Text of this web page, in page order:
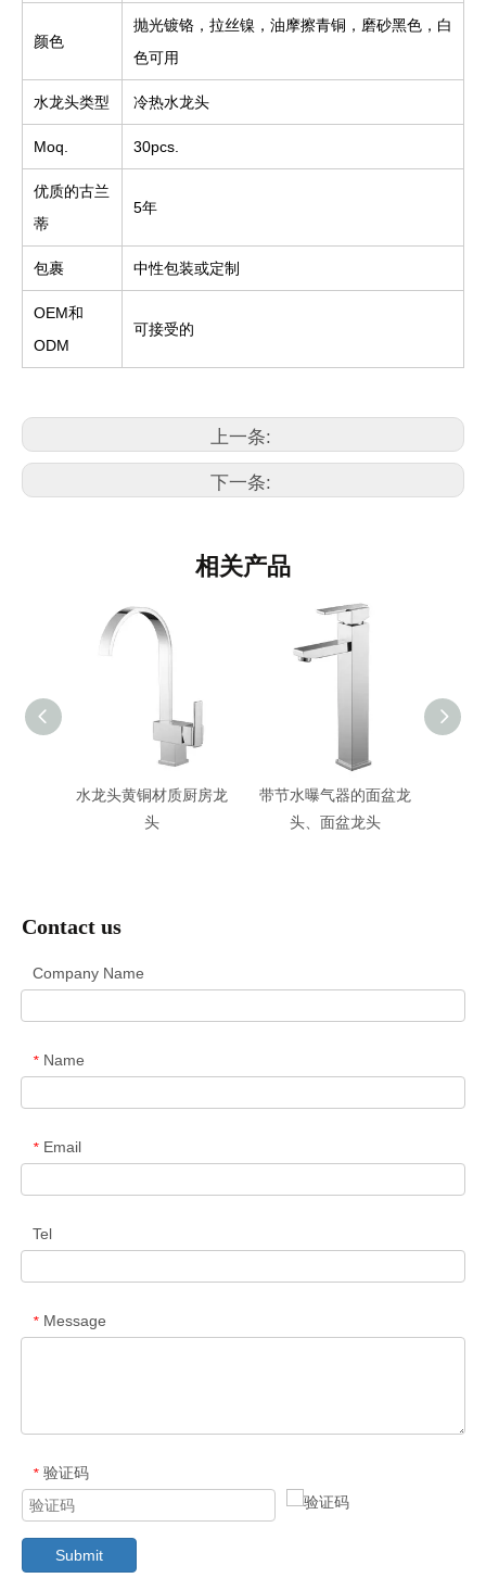
颜色
抛光镀铬，拉丝镍，油摩擦青铜，磨砂黑色，白
色可用
水龙头类型 冷热水龙头
Moq. 30pcs.
优质的古兰
蒂
5年
包裹 中性包装或定制
OEM和
ODM
可接受的
上一条:
下一条:
相关产品
水龙头黄铜材质厨房龙
头
带节水曝气器的面盆龙
头、面盆龙头
Contact us
Company Name
* Name
* Email
Tel
* Message
* 验证码
Submit